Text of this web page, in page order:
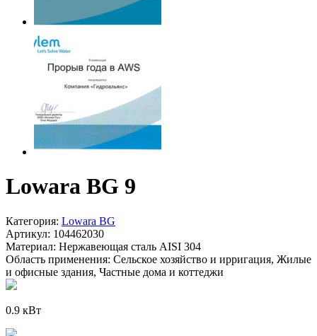
Lowara BG 9
Категория: Lowara BG
Артикул: 104462030
Материал: Нержавеющая сталь AISI 304
Область применения: Сельское хозяйство и ирригация, Жилые
и офисные здания, Частные дома и коттеджи
0.9 кВт